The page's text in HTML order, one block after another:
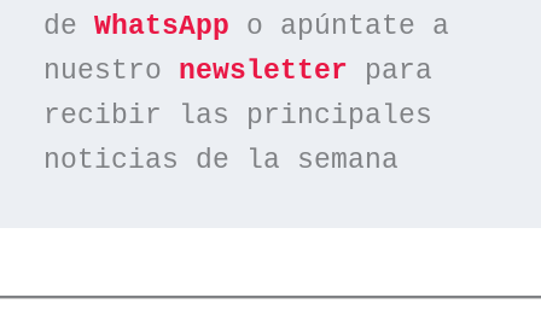
de WhatsApp o apúntate a
nuestro newsletter para
recibir las principales
noticias de la semana